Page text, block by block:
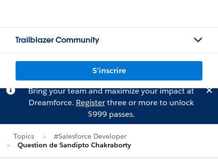
Trailblazer Community
S'inscrire
Bring your team and maximize your impact at
Dreamforce. Registerthree or more to unlock
$999 passes.
Topics
#Salesforce Developer
Question de Sandipto Chakraborty